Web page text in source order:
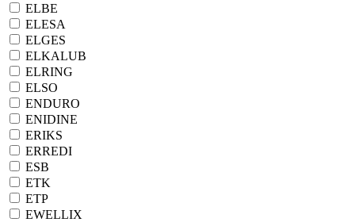
ELBE
ELESA
ELGES
ELKALUB
ELRING
ELSO
ENDURO
ENIDINE
ERIKS
ERREDI
ESB
ETK
ETP
EWELLIX